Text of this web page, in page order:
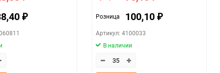
₽ Розница 100,10 ₽
Артикул: 4100033
В наличии